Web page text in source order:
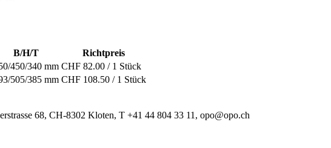
B/H/T
Richtpreis
450/340 mm CHF 82.00 / 1 Stück
505/385 mm CHF 108.50 / 1 Stück
68, CH-8302 Kloten, T +41 44 804 33 11, opo@opo.ch